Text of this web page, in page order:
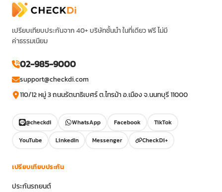
เปรียบเทียบประกันจาก 40+ บริษัทชั้นนำ ในที่เดียว ฟรี ไม่มี
ค่าธรรมเนียม
02-985-9000
support@checkdi.com
110/12 หมู่ 3 ถนนรัตนาธิเบศร์ ต.ไทรม้า อ.เมือง จ.นนทบุรี 11000
@checkdi WhatsApp Facebook
TikTok
YouTube
LinkedIn Messenger CheckDi+
เปรียบเทียบประกัน
ประกันรถยนต์